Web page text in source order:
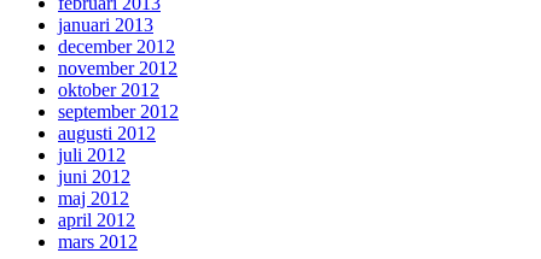
januari 2013
december 2012
november 2012
oktober 2012
september 2012
augusti 2012
juli 2012
juni 2012
maj 2012
april 2012
mars 2012